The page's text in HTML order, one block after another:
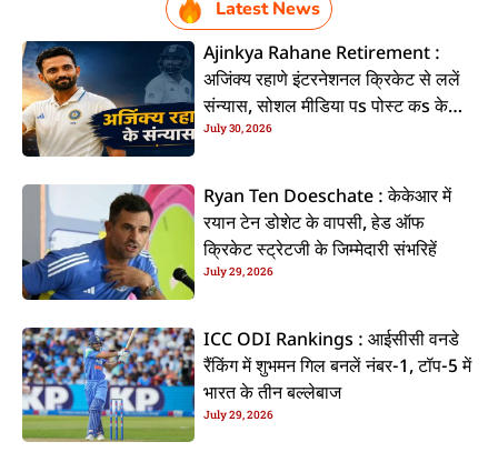
Latest News
Ajinkya Rahane Retirement :
अजिंक्य रहाणे इंटरनेशनल क्रिकेट से ललें
संन्यास, सोशल मीडिया पs पोस्ट कs के
कइलें एलान
July 30, 2026
Ryan Ten Doeschate : केकेआर में
रयान टेन डोशेट के वापसी, हेड ऑफ
क्रिकेट स्ट्रेटजी के जिम्मेदारी संभरिहें
July 29, 2026
ICC ODI Rankings : आईसीसी वनडे
रैंकिंग में शुभमन गिल बनलें नंबर-1, टॉप-5 में
भारत के तीन बल्लेबाज
July 29, 2026